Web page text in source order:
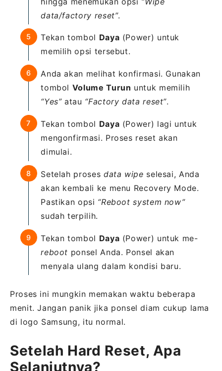
data/factory reset”.
Tekan tombol Daya (Power) untuk
memilih opsi tersebut.
Anda akan melihat konfirmasi. Gunakan
tombol Volume Turun untuk memilih
“Yes”atau “Factory data reset”.
Tekan tombol Daya (Power) lagi untuk
mengonfirmasi. Proses reset akan
dimulai.
Setelah proses data wipe selesai, Anda
akan kembali ke menu Recovery Mode.
Pastikan opsi “Reboot system now”
sudah terpilih.
Tekan tombol Daya (Power) untuk me-
reboot ponsel Anda. Ponsel akan
menyala ulang dalam kondisi baru.
Proses ini mungkin memakan waktu beberapa
menit. Jangan panik jika ponsel diam cukup lama
di logo Samsung, itu normal.
Setelah Hard Reset, Apa
Selanjutnya?